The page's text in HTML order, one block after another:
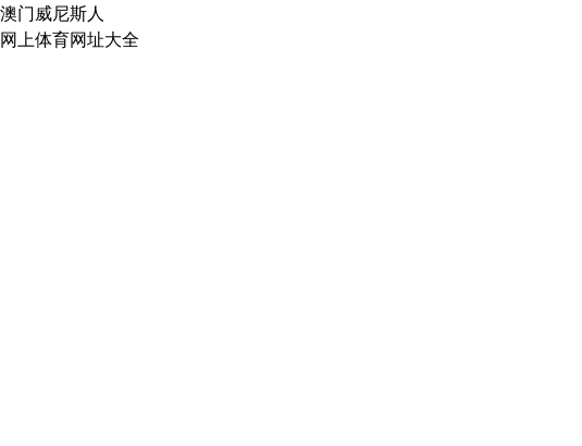
澳门威尼斯人
网上体育网址大全